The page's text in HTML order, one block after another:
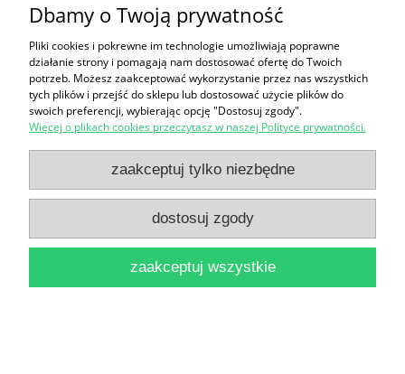
Wokół kultury i literatury ludowej 1939-1948 / Jerzy
Jastrzębski
do koszyka
Dbamy o Twoją prywatność
Pliki cookies i pokrewne im technologie umożliwiają poprawne
działanie strony i pomagają nam dostosować ofertę do Twoich
potrzeb. Możesz zaakceptować wykorzystanie przez nas wszystkich
tych plików i przejść do sklepu lub dostosować użycie plików do
swoich preferencji, wybierając opcję "Dostosuj zgody".
Więcej o plikach cookies przeczytasz w naszej Polityce prywatności.
zaakceptuj tylko niezbędne
dostosuj zgody
zaakceptuj wszystkie